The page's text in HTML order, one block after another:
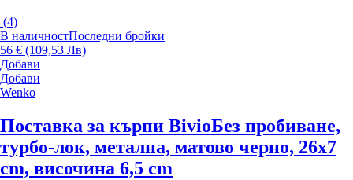
(4)
В наличностПоследни бройки
56 € (109,53 Лв)
Добави
Добави
Wenko
Поставка за кърпи BivioБез пробиване,
турбо-лок, метална, матово черно, 26x7
cm, височина 6,5 cm